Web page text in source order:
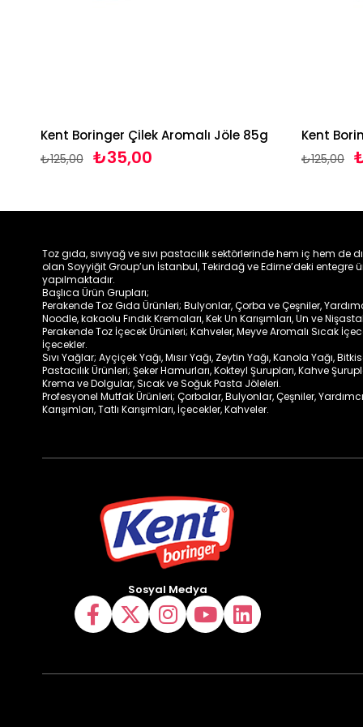
Kent Boringer Çilek Aromalı Jöle 85g
₺35,00
₺125,00 ₺125,00
Toz gıda, sıvıyağ ve sıvı pastacılık sektörlerinde hem iç hem de
olan Soyyiğit Group’un İstanbul, Tekirdağ ve Edirne’deki entegre
yapılmaktadır.
Başlıca Ürün Grupları;
Perakende Toz Gıda Ürünleri; Bulyonlar, Çorba ve Çeşniler,
Noodle, kakaolu Fındık Kremaları, Kek Un Karışımları, Un ve
Perakende Toz İçecek Ürünleri; Kahveler, Meyve Aromalı Sıcak
İçecekler.
Sıvı Yağlar; Ayçiçek Yağı, Mısır Yağı, Zeytin Yağı, Kanola Yağı,
Pastacılık Ürünleri; Şeker Hamurları, Kokteyl Şurupları, Kahve
Krema ve Dolgular, Sıcak ve Soğuk Pasta Jöleleri.
Profesyonel Mutfak Ürünleri; Çorbalar, Bulyonlar, Çeşniler,
Karışımları, Tatlı Karışımları, İçecekler, Kahveler.
Sosyal Medya